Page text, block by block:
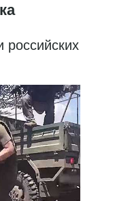
российских